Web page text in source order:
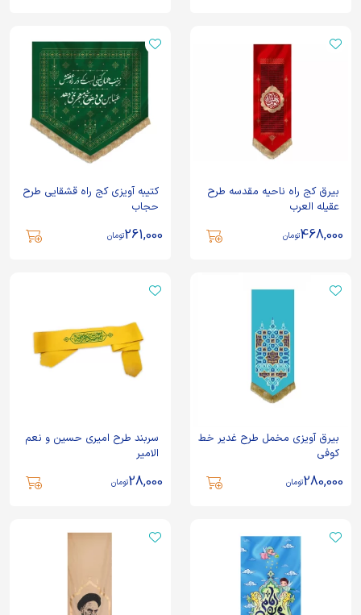
بیرق کج راه ناحیه مقدسه طرح
عقیله العرب
468,000تومان
کتیبه آویزی کج راه قشقایی طرح
حجاب
261,000تومان
بیرق آویزی مخمل طرح غدیر خط
کوفی
280,000تومان
سربند طرح امیری حسین و نعم
الامیر
28,000تومان